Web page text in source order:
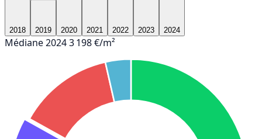
2018 2019 2020 2021 2022 2023 2024
Médiane 20243 198 €/m²